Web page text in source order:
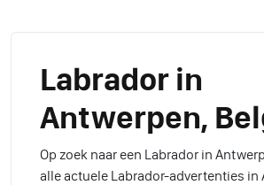
Labrador in
Antwerpen,
Op zoek naar een Labrador in
alle actuele Labrador-advertenties in